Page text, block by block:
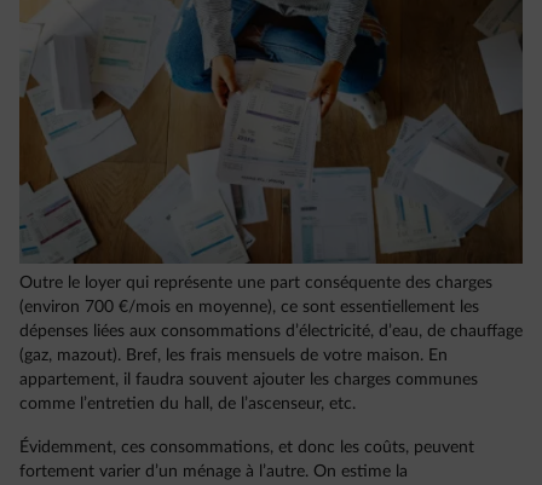
Outre le loyer qui représente une part conséquente des charges
(environ 700 €/mois en moyenne), ce sont essentiellement les
dépenses liées aux consommations d’électricité, d’eau, de chauffage
(gaz, mazout). Bref, les frais mensuels de votre maison. En
appartement, il faudra souvent ajouter les charges communes
comme l’entretien du hall, de l’ascenseur, etc.
Évidemment, ces consommations, et donc les coûts, peuvent
fortement varier d’un ménage à l’autre. On estime la